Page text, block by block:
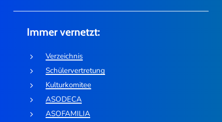
Immer vernetzt:
Verzeichnis
Schülervertretung
Kulturkomitee
ASODECA
ASOFAMILIA